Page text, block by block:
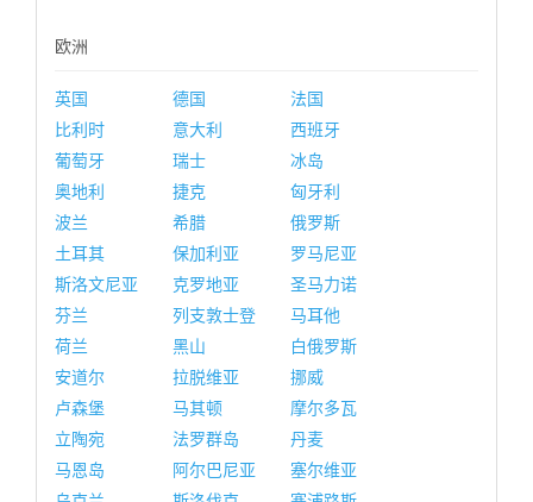
欧洲
英国 德国
法国
比利时
意大利
西班牙
葡萄牙
瑞士
冰岛
奥地利
捷克
匈牙利
波兰
希腊
俄罗斯
土耳其
保加利亚
罗马尼亚
斯洛文尼亚
克罗地亚
圣马力诺
芬兰
列支敦士登
马耳他
荷兰
黑山
白俄罗斯
安道尔
拉脱维亚
挪威
卢森堡
马其顿
摩尔多瓦
立陶宛
法罗群岛
丹麦
马恩岛
阿尔巴尼亚
塞尔维亚